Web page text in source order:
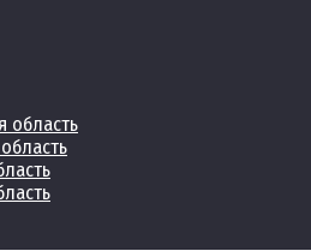
область